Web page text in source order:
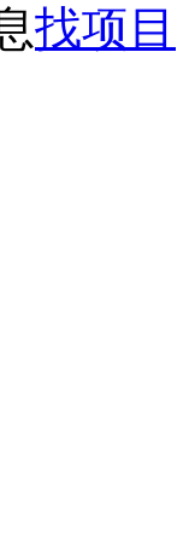
件配套供应商一览
供应商一览
找项目